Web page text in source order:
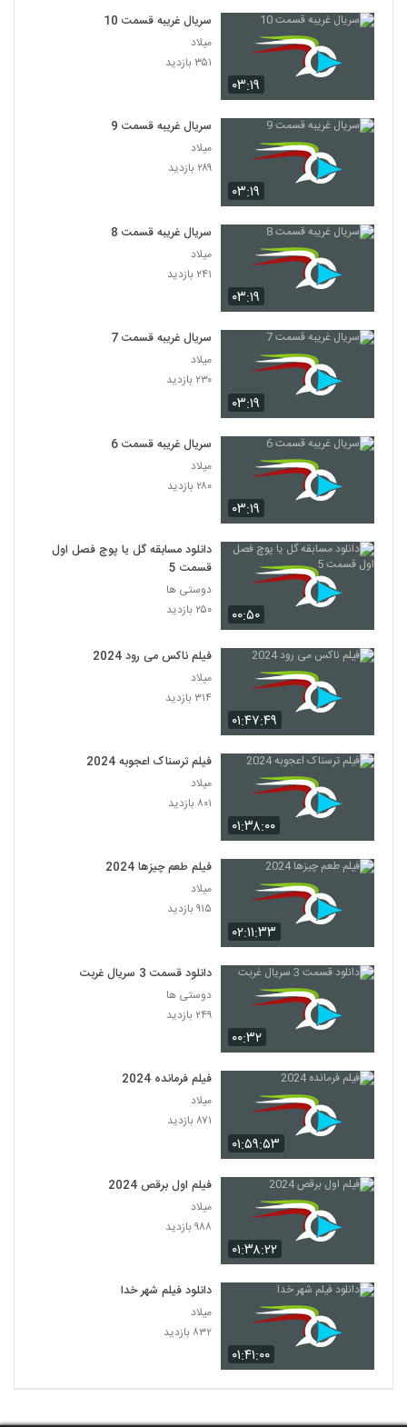
۰۳:۱۹
سریال غریبه قسمت 10
میلاد
۳۵۱ بازدید
۰۳:۱۹
سریال غریبه قسمت 9
میلاد
۲۸۹ بازدید
۰۳:۱۹
سریال غریبه قسمت 8
میلاد
۲۴۱ بازدید
۰۳:۱۹
سریال غریبه قسمت 7
میلاد
۲۳۰ بازدید
۰۳:۱۹
سریال غریبه قسمت 6
میلاد
۲۸۰ بازدید
۰۰:۵۰
دانلود مسابقه گل یا پوچ فصل اول
قسمت 5
دوستی ها
۲۵۰ بازدید
۰۱:۴۷:۴۹
فیلم ناکس می رود 2024
میلاد
۳۱۴ بازدید
۰۱:۳۸:۰۰
فیلم ترسناک اعجوبه 2024
میلاد
۸۰۱ بازدید
۰۲:۱۱:۳۳
فیلم طعم چیزها 2024
میلاد
۹۱۵ بازدید
۰۰:۳۲
دانلود قسمت 3 سریال غربت
دوستی ها
۲۴۹ بازدید
۰۱:۵۹:۵۳
فیلم فرمانده 2024
میلاد
۸۷۱ بازدید
۰۱:۳۸:۲۲
فیلم اول برقص 2024
میلاد
۹۸۸ بازدید
۰۱:۴۱:۰۰
دانلود فیلم شهر خدا
میلاد
۸۳۲ بازدید